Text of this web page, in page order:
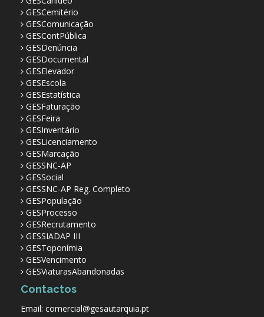
GESCemitério
GESComunicação
GESContPública
GESDenúncia
GESDocumental
GESElevador
GESEscola
GESEstatística
GESFaturação
GESFeira
GESInventário
GESLicenciamento
GESMarcação
GESSNC-AP
GESSocial
GESSNC-AP Reg. Completo
GESPopulação
GESProcesso
GESRecrutamento
GESSIADAP III
GESToponímia
GESVencimento
GESViaturasAbandonadas
Contactos
Email: comercial@gesautarquia.pt